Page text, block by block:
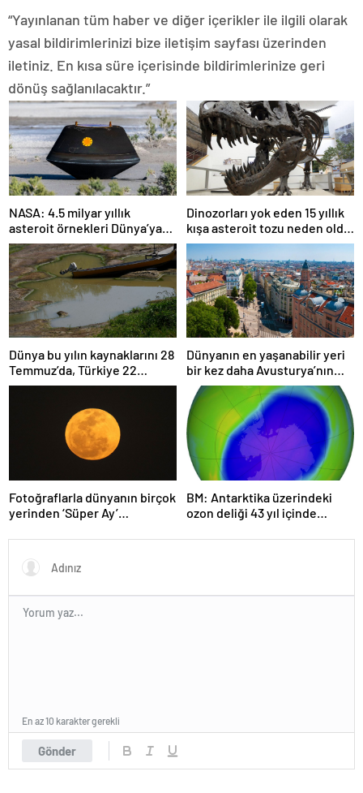
“Yayınlanan tüm haber ve diğer içerikler ile ilgili olarak
yasal bildirimlerinizi bize iletişim sayfası üzerinden
iletiniz. En kısa süre içerisinde bildirimlerinize geri
dönüş sağlanılacaktır.”
NASA: 4.5 milyar yıllık
asteroit örnekleri Dünya’ya
getirildi; yaşamın
başlangıcına ışık tutabilir
Dinozorları yok eden 15 yıllık
kışa asteroit tozu neden oldu
| Araştırma
Dünya bu yılın kaynaklarını 28
Temmuz’da, Türkiye 22
Haziran’da tüketti
Dünyanın en yaşanabilir yeri
bir kez daha Avusturya’nın
başkenti Viyana oldu
Fotoğraflarla dünyanın birçok
yerinden ‘Süper Ay’
BM: Antarktika üzerindeki
ozon deliği 43 yıl içinde
Gönder
En az 10 karakter gerekli